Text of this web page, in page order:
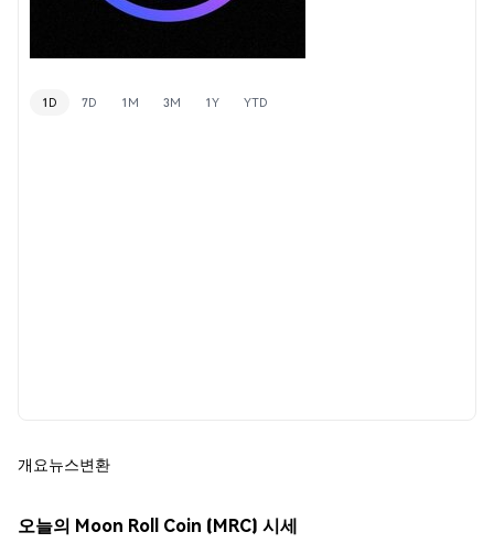
1D 7D 1M 3M 1Y YTD
개요뉴스변환
오늘의 Moon Roll Coin (MRC) 시세